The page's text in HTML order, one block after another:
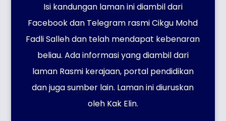
Isi kandungan laman ini diambil dari
Facebook dan Telegram rasmi Cikgu Mohd
Fadli Salleh dan telah mendapat kebenaran
beliau. Ada informasi yang diambil dari
laman Rasmi kerajaan, portal pendidikan
dan juga sumber lain. Laman ini diuruskan
oleh Kak Elin.